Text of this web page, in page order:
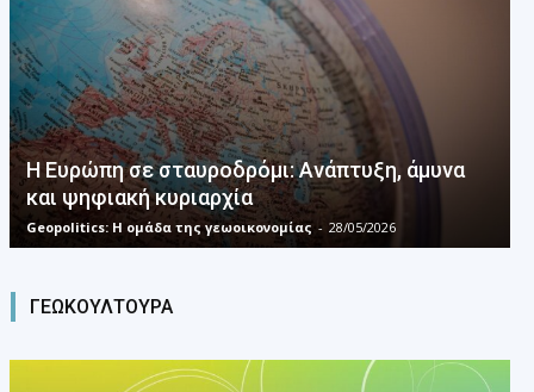
Η Ευρώπη σε σταυροδρόμι: Ανάπτυξη, άμυνα
και ψηφιακή κυριαρχία
Geopolitics: Η ομάδα της γεωοικονομίας - 28/05/2026
ΓΕΩΚΟΥΛΤΟΥΡΑ